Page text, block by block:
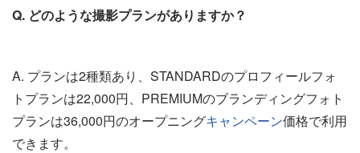
Q. どのような撮影プランがありますか？
A. プランは2種類あり、STANDARDのプロフィールフォ
トプランは22,000円、PREMIUMのブランディングフォト
プランは36,000円のオープニングキャンペーン価格で利用
できます。